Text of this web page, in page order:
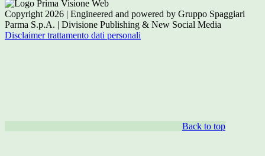
Copyright 2026 | Engineered and powered by Gruppo Spaggiari
Parma S.p.A. | Divisione Publishing & New Social Media
Disclaimer trattamento dati personali
Back to top